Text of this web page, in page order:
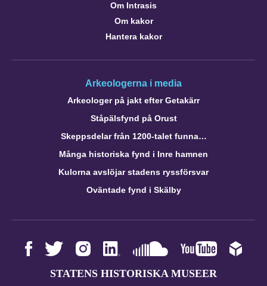
Om Intrasis
Om kakor
Hantera kakor
Arkeologerna i media
Arkeologer på jakt efter Getakärr
Ståpälsfynd på Orust
Skeppsdelar från 1200-talet funna…
Många historiska fynd i Inre hamnen
Kulorna avslöjar stadens ryssförsvar
Oväntade fynd i Skälby
STATENS HISTORISKA MUSEER